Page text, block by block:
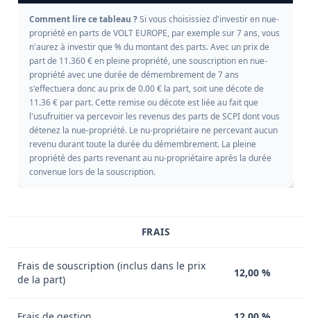
Comment lire ce tableau ?Si vous choisissiez d'investir en nue-
propriété en parts de VOLT EUROPE, par exemple sur 7 ans, vous
n'aurez à investir que % du montant des parts. Avec un prix de
part de 11.360 € en pleine propriété, une souscription en nue-
propriété avec une durée de démembrement de 7 ans
s'effectuera donc au prix de 0.00 € la part, soit une décote de
11.36 € par part. Cette remise ou décote est liée au fait que
l'usufruitier va percevoir les revenus des parts de SCPI dont vous
détenez la nue-propriété. Le nu-propriétaire ne percevant aucun
revenu durant toute la durée du démembrement. La pleine
propriété des parts revenant au nu-propriétaire après la durée
convenue lors de la souscription.
FRAIS
Frais de souscription (inclus dans le prix
de la part)
12,00 %